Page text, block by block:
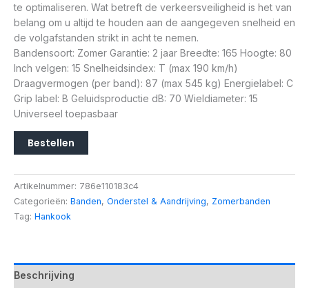
te optimaliseren. Wat betreft de verkeersveiligheid is het van
belang om u altijd te houden aan de aangegeven snelheid en
de volgafstanden strikt in acht te nemen.
Bandensoort: Zomer Garantie: 2 jaar Breedte: 165 Hoogte: 80
Inch velgen: 15 Snelheidsindex: T (max 190 km/h)
Draagvermogen (per band): 87 (max 545 kg) Energielabel: C
Grip label: B Geluidsproductie dB: 70 Wieldiameter: 15
Universeel toepasbaar
Bestellen
Artikelnummer: 786e110183c4
Categorieën: Banden, Onderstel & Aandrijving, Zomerbanden
Tag: Hankook
Beschrijving